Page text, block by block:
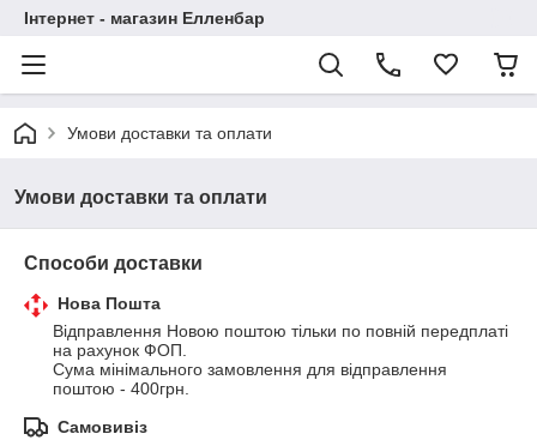
Інтернет - магазин Елленбар
Умови доставки та оплати
Умови доставки та оплати
Способи доставки
Нова Пошта
Відправлення Новою поштою тільки по повній передплаті
на рахунок ФОП.
Сума мінімального замовлення для відправлення
поштою - 400грн.
Самовивіз